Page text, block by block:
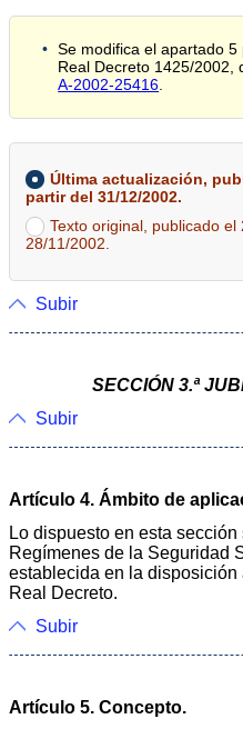
Se modifica el apartado
Real Decreto 1425/2002,
A-2002-25416
Última actualización,
partir del 31/12/2002.
Texto original, publicado
28/11/2002.
Subir
SECCIÓN 3.ª
Subir
Artículo 4. Ámbito de
Lo dispuesto en esta
Regímenes de la Seguridad
establecida en la
Real Decreto.
Subir
Artículo 5. Concepto.